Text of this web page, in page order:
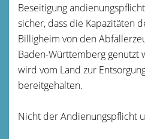
Beseitigung
sicher, dass die Kapazitäten
Billigheim von den
Baden-Württemberg genutzt
wird vom Land zur
bereitgehalten.
Nicht der Andienungspflicht